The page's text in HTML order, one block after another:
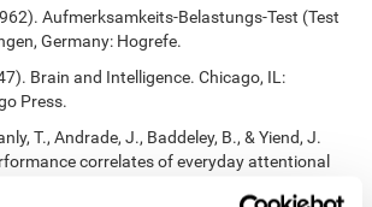
Aufmerksamkeits-Belastungs-Test (Test
Germany: Hogrefe.
Brain and Intelligence. Chicago, IL:
Press.
T., Andrade, J., Baddeley, B., & Yiend, J.
correlates of everyday attentional